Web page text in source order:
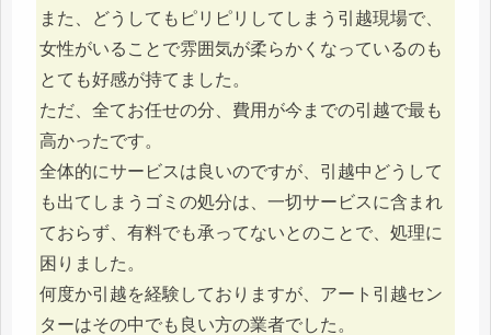
また、どうしてもピリピリしてしまう引越現場で、
女性がいることで雰囲気が柔らかくなっているのも
とても好感が持てました。
ただ、全てお任せの分、費用が今までの引越で最も
高かったです。
全体的にサービスは良いのですが、引越中どうして
も出てしまうゴミの処分は、一切サービスに含まれ
ておらず、有料でも承ってないとのことで、処理に
困りました。
何度か引越を経験しておりますが、アート引越セン
ターはその中でも良い方の業者でした。